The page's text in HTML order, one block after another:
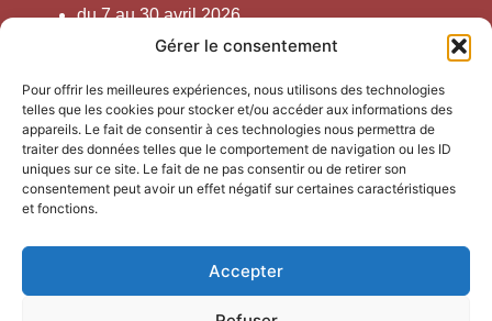
Gérer le consentement
Pour offrir les meilleures expériences, nous utilisons des technologies
telles que les cookies pour stocker et/ou accéder aux informations des
appareils. Le fait de consentir à ces technologies nous permettra de
traiter des données telles que le comportement de navigation ou les ID
uniques sur ce site. Le fait de ne pas consentir ou de retirer son
consentement peut avoir un effet négatif sur certaines caractéristiques
et fonctions.
Accepter
du 7 au 30 avril 2026
du 1er juin au 30 septembre 2026
Horaires d’ouverture au public :
Du 1er septembre au 30 juin 2026 (hors juillet et août)
du lundi au vendredi de 9h50 à 12h30 et de
Du 1er juillet au 31 août 2026